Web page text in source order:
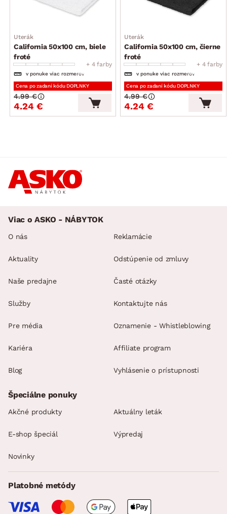
Uterák
California 50x100 cm, biele
froté
+ 4 farby
v ponuke viac rozmerov
Cena po zadaní kódu DOPLNKY
4.24 €
4.99 €
Uterák
California 50x100 cm, čierne
froté
+ 4 farby
v ponuke viac rozmerov
Cena po zadaní kódu DOPLNKY
4.24 €
4.99 €
Viac o ASKO - NÁBYTOK
O nás
Aktuality
Naše predajne
Služby
Pre média
Kariéra
Blog
Reklamácie
Odstúpenie od zmluvy
Časté otázky
Kontaktujte nás
Oznamenie - Whistleblowing
Affiliate program
Vyhlásenie o prístupnosti
Špeciálne ponuky
Akčné produkty Aktuálny leták
E-shop špeciál Výpredaj
Novinky
Platobné metódy